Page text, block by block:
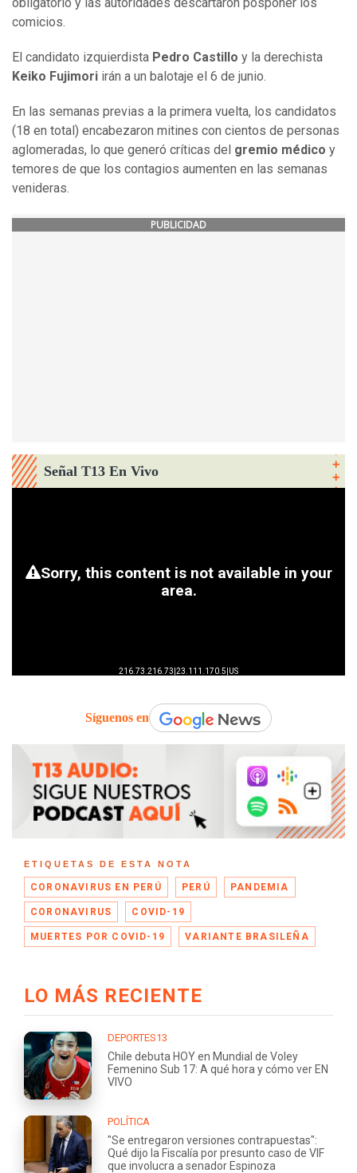
obligatorio y las autoridades descartaron posponer los
comicios.
El candidato izquierdista Pedro Castillo y la derechista
Keiko Fujimori irán a un balotaje el 6 de junio.
En las semanas previas a la primera vuelta, los candidatos
(18 en total) encabezaron mitines con cientos de personas
aglomeradas, lo que generó críticas del gremio médico y
temores de que los contagios aumenten en las semanas
venideras.
PUBLICIDAD
Señal T13 En Vivo
Síguenos en
ETIQUETAS DE ESTA NOTA
CORONAVIRUS EN PERÚ PERÚ PANDEMIA
CORONAVIRUS COVID-19
MUERTES POR COVID-19 VARIANTE BRASILEÑA
LO MÁS RECIENTE
DEPORTES13
Chile debuta HOY en Mundial de Voley
Femenino Sub 17: A qué hora y cómo ver EN
VIVO
POLÍTICA
"Se entregaron versiones contrapuestas":
Qué dijo la Fiscalía por presunto caso de VIF
que involucra a senador Espinoza